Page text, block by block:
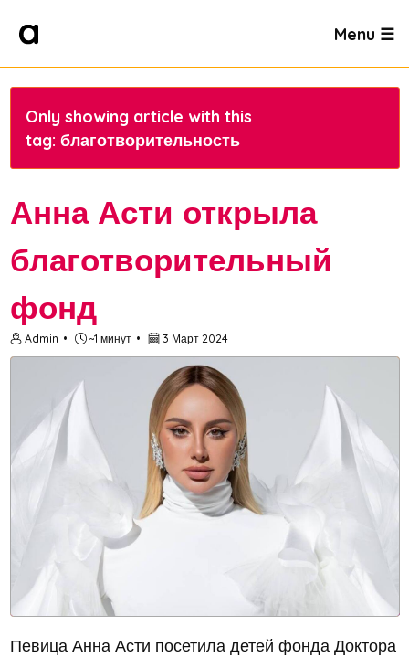
Menu ☰
Only showing article with this
tag: благотворительность
Анна Асти открыла
благотворительный
фонд
Admin ~1 минут 3 Март 2024
Певица Анна Асти посетила детей фонда Доктора